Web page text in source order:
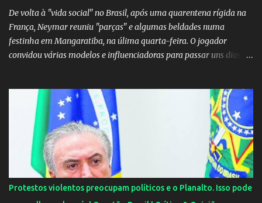
suposta traição do canto...
De volta à "vida social" no Brasil, após uma quarentena rígida na
França, Neymar reuniu "parças" e algumas beldades numa
festinha em Mangaratiba, na úlima quarta-feira. O jogador
convidou várias modelos e influenciadoras para passar uns dias
dentro do condomínio onde fica a mansão do craque do PSG.
Segundo uma fonte do EXTRA, a festa aconteceu ao som de muito
pagode e um show de Suel e do cantor pernambucano Robinho,
que aparecem num registro no resort, e também de Anchietx. De
Mangaratiba, os cantores ainda seguiram para Campo Grande,
onde se apresentaram numa casa de show no bairro da Zona
Oeste do Rio. As moças foram convidadas por Neymar através das
redes sociais. O jogador faz questão de pagar as estadias delas e
Protestos violentos preocupam políticos e o Planalto. Isso pode